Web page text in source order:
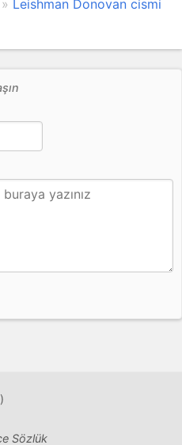
Leishman Donovan cismi
Sözlük